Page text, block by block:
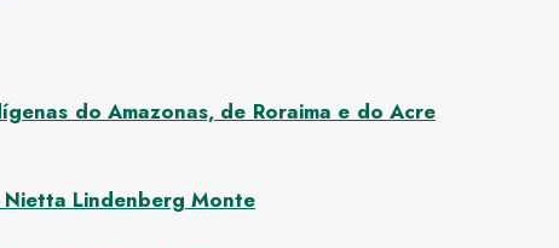
do Amazonas, de Roraima e do Acre
Lindenberg Monte